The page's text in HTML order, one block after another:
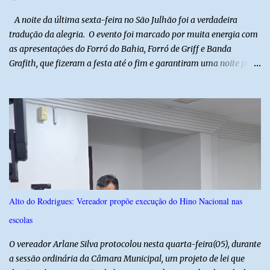
​ A noite da última sexta-feira no São Julhão foi a verdadeira
tradução da alegria. O evento foi marcado por muita energia com
as apresentações do Forró do Bahia, Forró de Griff e Banda
Grafith, que fizeram a festa até o fim e garantiram uma noite para
tradicional Quadrilha das Quengas tomou conta das ruas do Alto
com muita criatividade, alegria e irreverência, levando o público a
acompanhar cada passo desse grande cortejo que já faz parte da
identidade da festa. Entre risos, tradição e muita animação, a
Quadrilha das Quengas mostrou mais uma vez que cultura
popular também é feita de diversão e de um povo que sabe
celebrar suas raízes. ​O sucesso desta edição reforça o compromisso
da administração da Prefeita Dra. Raquel com o resgate e a
valorização das tradições, unindo grandes atrações musicais e
Alto do Rodrigues: Vereador propõe execução do Hino Nacional nas
escolas
O vereador Arlane Silva protocolou nesta quarta-feira(05), durante
a sessão ordinária da Câmara Municipal, um projeto de lei que